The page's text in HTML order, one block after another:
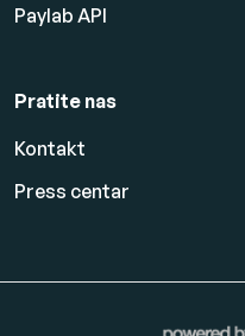
Paylab API
Pratite nas
Kontakt
Press centar